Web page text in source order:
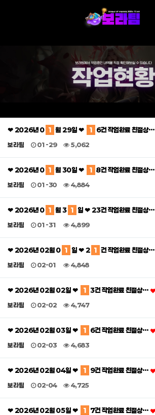
❤ 2026년 0 1 월 29일 ❤ 1 6건 작업완료 친절상…
보라팀 01-29 5,062
❤ 2026년 0 1 월 30일 ❤ 1 8건 작업완료 친절상…
보라팀 01-30 4,884
❤ 2026년 0 1 월 3 1 일 ❤ 23건 작업완료 친절상…
보라팀 01-31 4,899
❤ 2026년 02월 0 1 일 ❤ 2 1 건 작업완료 친절상…
보라팀 02-01 4,848
❤ 2026년 02월 02일 ❤ 1 3건 작업완료 친절상…
보라팀 02-02 4,747
❤ 2026년 02월 03일 ❤ 1 6건 작업완료 친절상…
보라팀 02-03 4,683
❤ 2026년 02월 04일 ❤ 1 9건 작업완료 친절상…
보라팀 02-04 4,725
❤ 2026년 02월 05일 ❤ 1 7건 작업완료 친절상…